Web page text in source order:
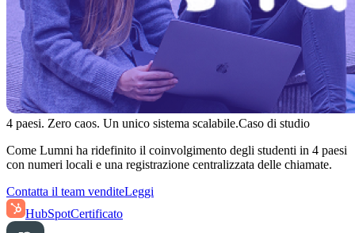
4 paesi. Zero caos. Un unico sistema scalabile.Caso di studio
Come Lumni ha ridefinito il coinvolgimento degli studenti in 4 paesi
con numeri locali e una registrazione centralizzata delle chiamate.
Contatta il team venditeLeggi
HubSpotCertificato